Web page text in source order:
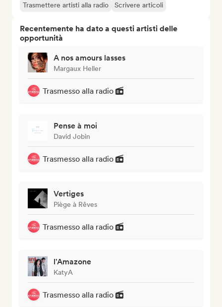
Trasmettere artisti alla radio Scrivere articoli
Recentemente ha dato a questi artisti delle
opportunità
A nos amours lasses
Margaux Heller
Trasmesso alla radio
Pense à moi
David Jobin
Trasmesso alla radio
Vertiges
Piège à Rêves
Trasmesso alla radio
l'Amazone
KatyA
Trasmesso alla radio